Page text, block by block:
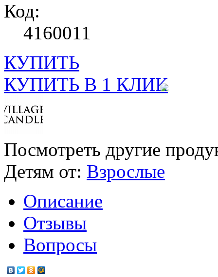
Код:
4160011
КУПИТЬ
КУПИТЬ В 1 КЛИК
Посмотреть другие
Детям от: Взрослые
Описание
Отзывы
Вопросы